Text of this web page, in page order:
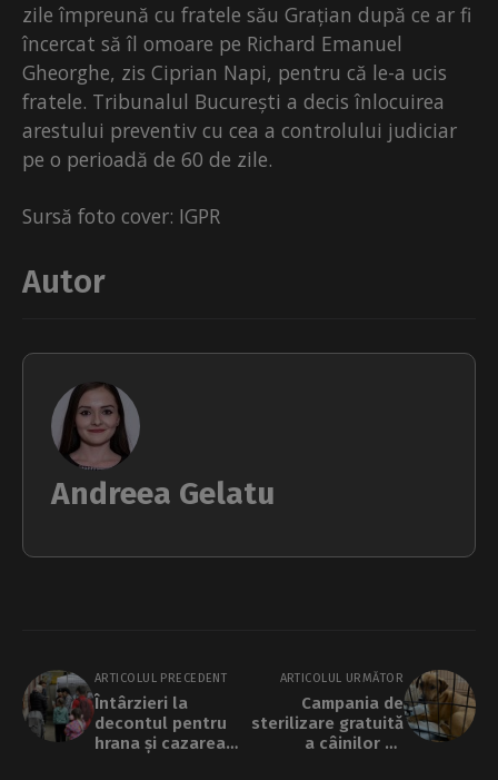
zile împreună cu fratele său Grațian după ce ar fi
încercat să îl omoare pe Richard Emanuel
Gheorghe, zis Ciprian Napi, pentru că le-a ucis
fratele. Tribunalul București a decis înlocuirea
arestului preventiv cu cea a controlului judiciar
pe o perioadă de 60 de zile.
Sursă foto cover: IGPR
Autor
Andreea Gelatu
ARTICOLUL PRECEDENT
Întârzieri la
decontul pentru
hrana și cazarea
ARTICOLUL URMĂTOR
Campania de
sterilizare gratuită
a câinilor cu